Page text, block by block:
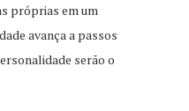
próprias em um
avança a passos
serão o